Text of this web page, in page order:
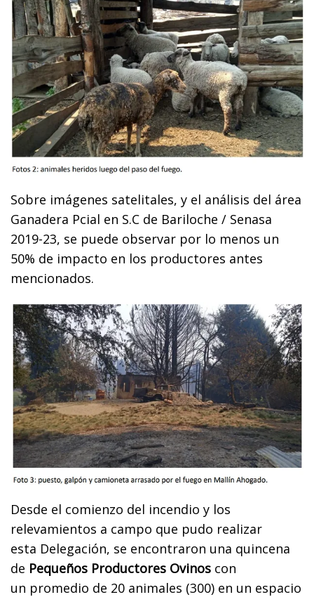
Sobre imágenes satelitales, y el análisis del área
Ganadera Pcial en S.C de Bariloche / Senasa
2019-23, se puede observar por lo menos un
50% de impacto en los productores antes
mencionados.
Desde el comienzo del incendio y los
relevamientos a campo que pudo realizar
esta Delegación, se encontraron una quincena
de Pequeños Productores Ovinos con
un promedio de 20 animales (300) en un espacio